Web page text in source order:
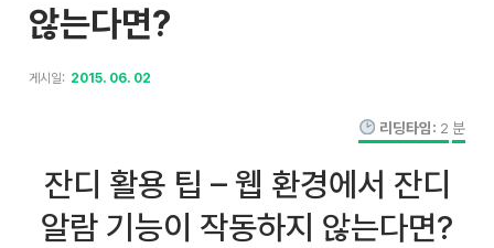
않는다면?
게시일: 2015. 06. 02
리딩타임: 2 분
잔디 활용 팁 – 웹 환경에서 잔디
알람 기능이 작동하지 않는다면?